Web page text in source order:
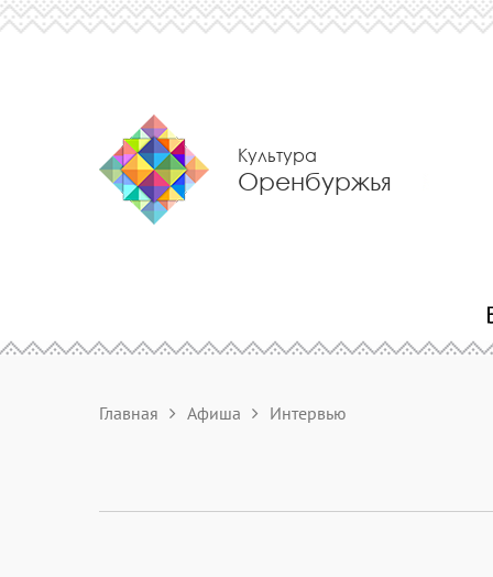
Культура
Оренбуржья
Главная Афиша Интервью